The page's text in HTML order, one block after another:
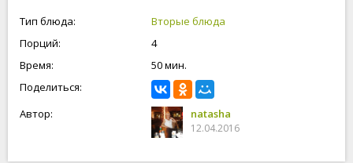
Тип блюда:
Вторые блюда
Порций:
4
Время:
50 мин.
Поделиться:
Автор:
natasha
12.04.2016